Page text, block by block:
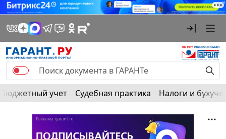
Бюджетный учет Судебная практика Налоги и